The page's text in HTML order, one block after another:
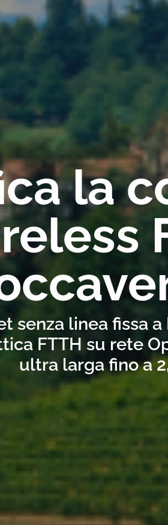
la
senza linea fissa
FTTH su rete
ultra larga fino a